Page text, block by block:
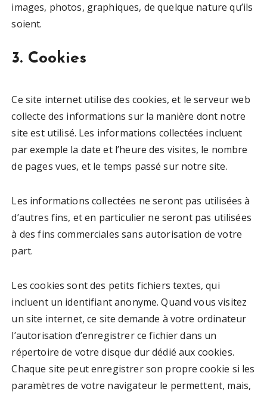
images, photos, graphiques, de quelque nature qu’ils
soient.
3. Cookies
Ce site internet utilise des cookies, et le serveur web
collecte des informations sur la manière dont notre
site est utilisé. Les informations collectées incluent
par exemple la date et l’heure des visites, le nombre
de pages vues, et le temps passé sur notre site.
Les informations collectées ne seront pas utilisées à
d’autres fins, et en particulier ne seront pas utilisées
à des fins commerciales sans autorisation de votre
part.
Les cookies sont des petits fichiers textes, qui
incluent un identifiant anonyme. Quand vous visitez
un site internet, ce site demande à votre ordinateur
l’autorisation d’enregistrer ce fichier dans un
répertoire de votre disque dur dédié aux cookies.
Chaque site peut enregistrer son propre cookie si les
paramètres de votre navigateur le permettent, mais,